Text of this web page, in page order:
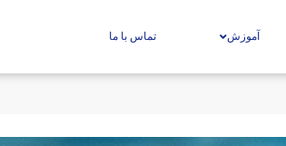
آموزش تماس با ما